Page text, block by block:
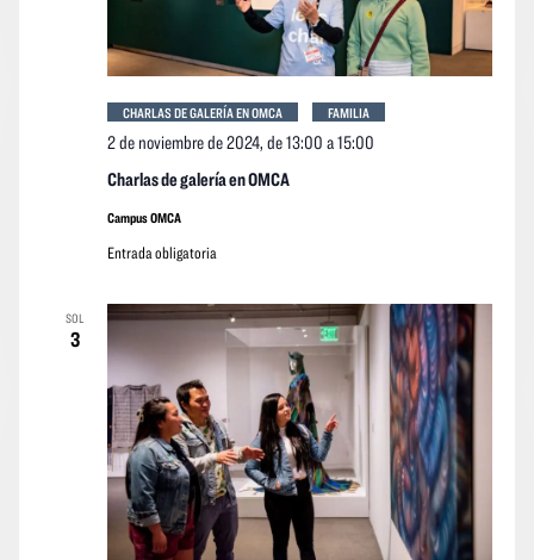
Charlas de galería en OMCA
2 de noviembre de 2024, de 13:00 a15:00
CHARLAS DE GALERÍA EN OMCA FAMILIA
Campus OMCA
Entrada obligatoria
SOL
3